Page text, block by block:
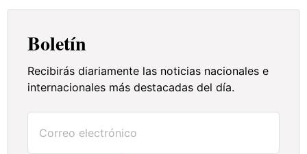
Boletín
Recibirás diariamente las noticias nacionales e
internacionales más destacadas del día.